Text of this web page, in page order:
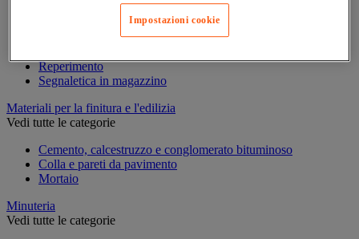
Marcatura industriale
Marcatura permanente
Marcatura temporanea
Reperimento
Segnaletica in magazzino
Materiali per la finitura e l'edilizia
Vedi tutte le categorie
Cemento, calcestruzzo e conglomerato bituminoso
Colla e pareti da pavimento
Mortaio
Minuteria
Vedi tutte le categorie
Impostazioni cookie